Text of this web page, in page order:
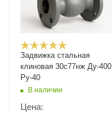
Задвижка стальная
клиновая 30с77нж Ду-400
Ру-40
В наличии
Цена: